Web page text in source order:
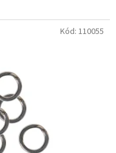
Kód: 110055